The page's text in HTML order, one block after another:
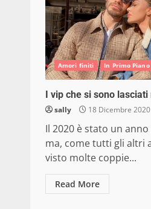
Amori finiti In Primo Piano
I vip che si sono lasciati
sally 18 Dicembre 2020
Il 2020 è stato un
ma, come tutti gli altri
visto molte coppie...
Read More